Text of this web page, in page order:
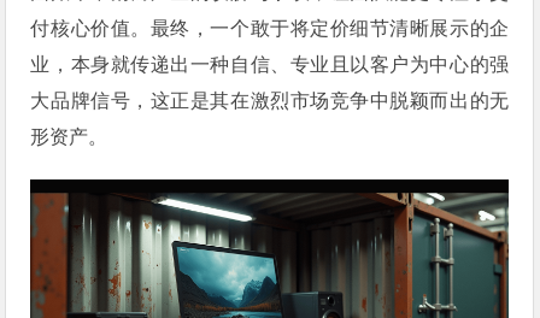
付核心价值。最终，一个敢于将定价细节清晰展示的企
业，本身就传递出一种自信、专业且以客户为中心的强
大品牌信号，这正是其在激烈市场竞争中脱颖而出的无
形资产。